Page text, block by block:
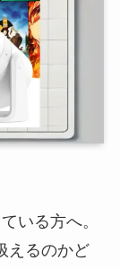
いる方へ。
えるのかど